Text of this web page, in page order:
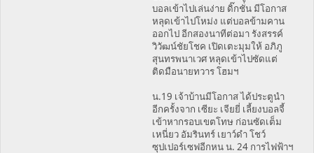
บอลเข้าไปเล่นง่าย ดิ๊กชั่น มีโอกาส
หลุดเข้าไปโหม่ง แต่บอลข้ามคาน
ออกไป อีกสองนาทีต่อมา รังสรรค์
วิวัฒน์ชัยโชค เปิดเตะมุมให้ อภิภู
สุนทรพนาเวศ หลุดเข้าไปซัดแต่
ติดมือนายทวาร โฮมฯ
น.19 เจ้าบ้านมีโอกาส ได้ประตูนำ
อีกครั้งจาก เซียะ เจียยี่ เลี้ยงบอลจี้
เข้าหากรอบเขตโทษ ก่อนซัดเต็ม
เหนี่ยว อัมรินทร์ เยาว์ดำ โชว์
ซุปเปอร์เซฟอีกหน น. 24 การไฟฟ้าฯ